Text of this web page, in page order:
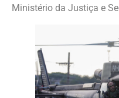
Ministério da Justiça e